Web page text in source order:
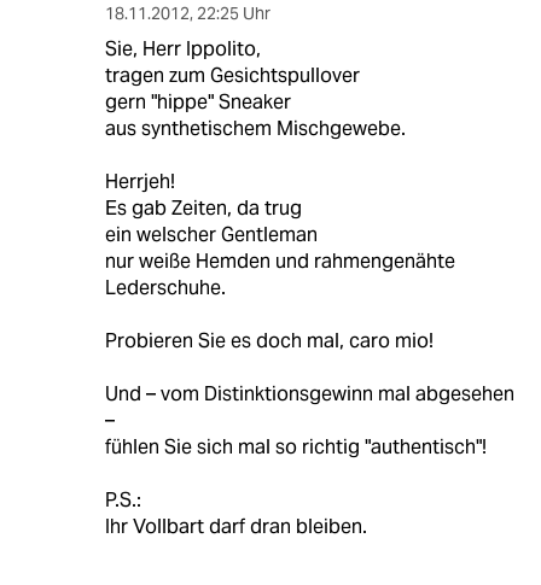
18.11.2012, 22:25 Uhr
Sie, Herr Ippolito,
tragen zum Gesichtspullover
gern "hippe" Sneaker
aus synthetischem Mischgewebe.
Herrjeh!
Es gab Zeiten, da trug
ein welscher Gentleman
nur weiße Hemden und rahmengenähte
Lederschuhe.
Probieren Sie es doch mal, caro mio!
Und – vom Distinktionsgewinn mal abgesehen
–
fühlen Sie sich mal so richtig "authentisch"!
P.S.:
Ihr Vollbart darf dran bleiben.